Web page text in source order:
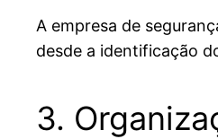
A empresa de
desde a identificação
3.